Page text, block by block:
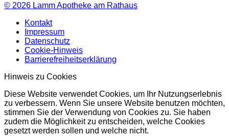
© 2026 Lamm Apotheke am Rathaus
Kontakt
Impressum
Datenschutz
Cookie-Hinweis
Barrierefreiheitserklärung
Hinweis zu Cookies
Diese Website verwendet Cookies, um Ihr Nutzungserlebnis
zu verbessern. Wenn Sie unsere Website benutzen möchten,
stimmen Sie der Verwendung von Cookies zu. Sie haben
zudem die Möglichkeit zu entscheiden, welche Cookies
gesetzt werden sollen und welche nicht.